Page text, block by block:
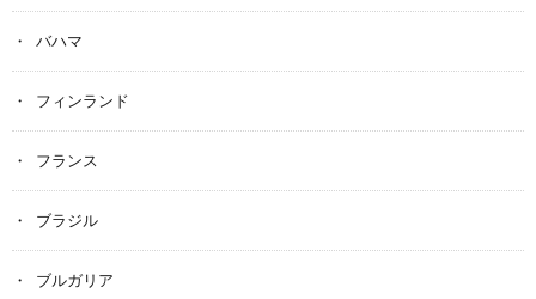
バハマ
フィンランド
フランス
ブラジル
ブルガリア